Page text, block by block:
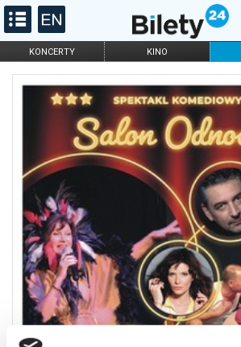
KONCERTY KINO
FILHARMONIA OPERA I BALET
DLA DZIECI
ONLINE